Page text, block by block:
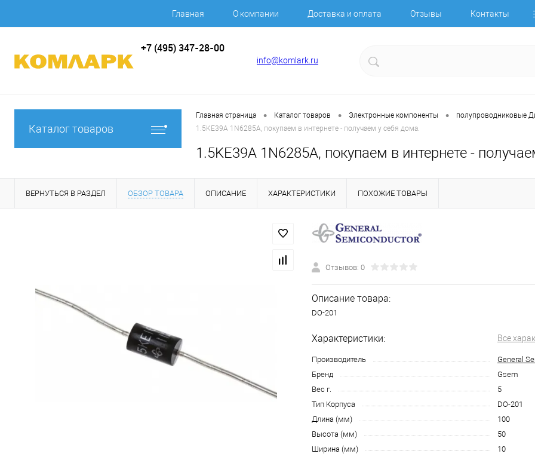
Главная О компании Доставка и оплата Отзывы Контакты
+7 (495) 347-28-00
info@komlark.ru
Каталог товаров
Главная страница • Каталог товаров • Электронные компоненты • полупроводниковые
1.5KE39A 1N6285A, покупаем в интернете - получаем у себя дома.
1.5KE39A 1N6285A, покупаем в интернете -
ВЕРНУТЬСЯ В РАЗДЕЛ ОБЗОР ТОВАРА ОПИСАНИЕ ХАРАКТЕРИСТИКИ ПОХОЖИЕ ТОВАРЫ
Отзывов: 0
Описание товара:
DO-201
Характеристики: Все
Производитель
General
Бренд
Gsem
Вес г.
5
Тип Корпуса
DO-201
Длина (мм)
100
Высота (мм)
50
Ширина (мм)
10